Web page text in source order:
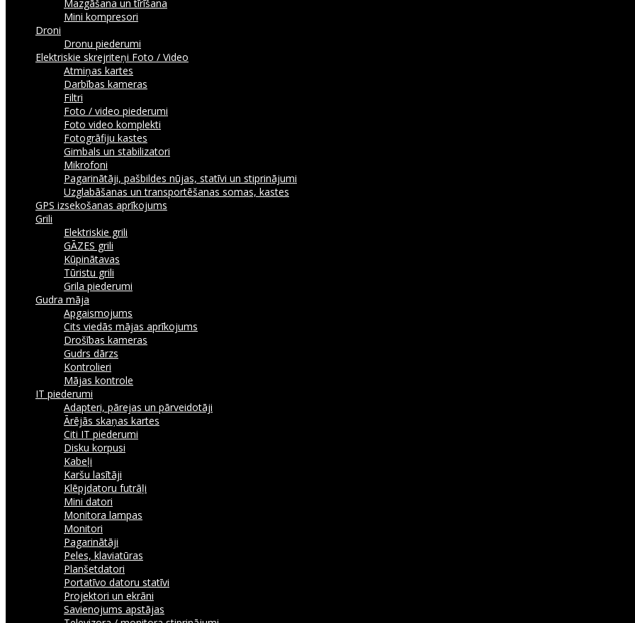
Mazgāšana un tīrīšana
Mini kompresori
Droni
Dronu piederumi
Elektriskie skrejriteņi Foto / Video
Atmiņas kartes
Darbības kameras
Filtri
Foto / video piederumi
Foto video komplekti
Fotogrāfiju kastes
Gimbals un stabilizatori
Mikrofoni
Pagarinātāji, pašbildes nūjas, statīvi un stiprinājumi
Uzglabāšanas un transportēšanas somas, kastes
GPS izsekošanas aprīkojums
Grili
Elektriskie grili
GĀZES grili
Kūpinātavas
Tūristu grili
Grila piederumi
Gudra māja
Apgaismojums
Cits viedās mājas aprīkojums
Drošības kameras
Gudrs dārzs
Kontrolieri
Mājas kontrole
IT piederumi
Adapteri, pārejas un pārveidotāji
Ārējās skaņas kartes
Citi IT piederumi
Disku korpusi
Kabeļi
Karšu lasītāji
Klēpjdatoru futrāļi
Mini datori
Monitora lampas
Monitori
Pagarinātāji
Peles, klaviatūras
Planšetdatori
Portatīvo datoru statīvi
Projektori un ekrāni
Savienojums apstājas